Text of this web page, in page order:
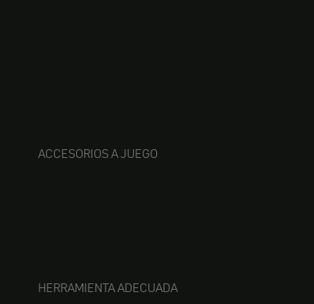
ACCESORIOS A JUEGO
HERRAMIENTA ADECUADA